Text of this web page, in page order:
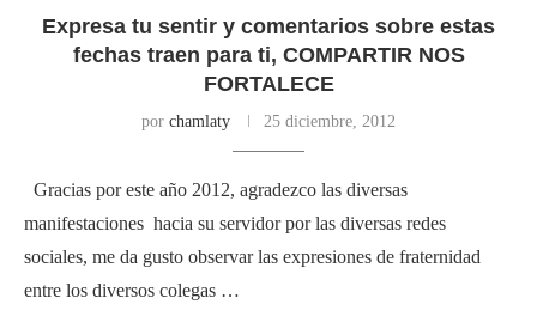
Expresa tu sentir y comentarios sobre estas
fechas traen para ti, COMPARTIR NOS
FORTALECE
por chamlaty 25 diciembre, 2012
Gracias por este año 2012, agradezco las diversas
manifestaciones hacia su servidor por las diversas redes
sociales, me da gusto observar las expresiones de fraternidad
entre los diversos colegas …